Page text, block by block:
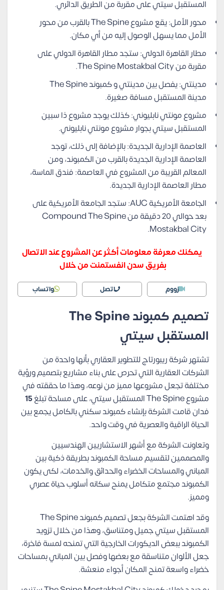
المستقبل سيتي على مقربة من الطريق الدائري.
محور الأمل: يقع مشروع The Spine بالقرب من محور
الأمل مما يسهل الوصول إليه من أي مكان.
مطار القاهرة الدولي: ستجد مطار القاهرة الدولي على
مقربة من The Spine Mostakbal City.
مدينتي: يفصل بين مدينتي و كمبوند The Spine
مدينة المستقبل مسافة صغيرة.
مشروع مونتي نابليوني: كذلك يوجد مشروع ذا سبين
المستقبل سيتي بجوار مشروع مونتي نابليوني.
العاصمة الإدارية الجديدة: بالإضافة إلى ذلك، توجد
العاصمة الإدارية الجديدة بالقرب من الكمبوند، ومن
المعالم القريبة من المشروع في العاصمة: فندق الماسة،
مطار العاصمة الإدارية الجديدة.
الجامعة الأمريكية AUC: ستجد الجامعة الأمريكية على
بعد حوالي 20 دقيقة من Compound The Spine
Mostakbal City.
يمكنك معرفة معلومات أكثر عن المشروع عند الاتصال
بفريق سدن انفستمنت من خلال
زووم اتصل واتساب
تصميم كمبوند The Spine
المستقبل سيتي
تشتهر شركة ريبورتاج للتطوير العقاري بأنها واحدة من
الشركات العقارية التي تحرص على بناء مشاريع بتصميم ورؤية
مختلفة تجعل مشروعها مميز من نوعه، وهذا ما حققته في
مشروع The Spine المستقبل سيتي، على مساحة تبلغ
15
فدان قامت الشركة بإنشاء كمبوند سكني بالكامل يجمع بين
الحياة الراقية والعصرية في وقت واحد.
وتعاونت الشركة مع أشهر الاستشاريين الهندسيين
والمصممين لتقسيم مساحة الكمبوند بطريقة ذكية بين
المباني والمساحات الخضراء والحدائق والخدمات، لكى يكون
الكمبوند مجتمع متكامل يمنح سكانه أسلوب حياة عصري
ومميز.
وقد اهتمت الشركة بجعل تصميم كمبوند The Spine
المستقبل سيتي جميل ومتناسق، وهذا من خلال تزويد
الكمبوند ببعض الديكورات الخارجية التي تمنحه لمسة فاخرة،
جعل الألوان متناسقة مع بعضها وفصل بين المباني بمساحات
خضراء واسعة تمنح المكان أجواء منعشة.